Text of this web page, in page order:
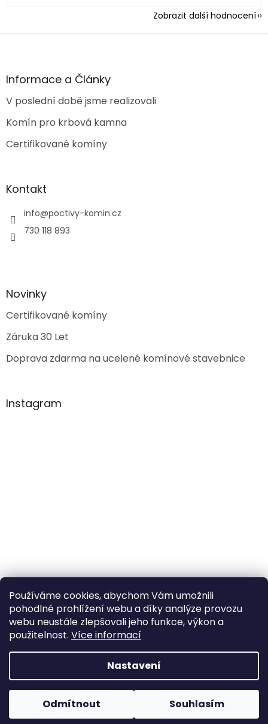
Používáme cookies, abychom Vám umožnili
pohodlné prohlížení webu a díky analýze provozu
webu neustále zlepšovali jeho funkce, výkon a
použitelnost. Více informací
Nastavení
Odmítnout Souhlasím
Zobrazit další hodnocení
Z
aInformace a Články
V poslední době jsme realizovali
Komín pro krbová kamna
Certifikované komíny
Kontakt
info@poctivy-komin.cz
730 118 893
Novinky
Certifikované komíny
Záruka 30 Let
Doprava zdarma na ucelené komínové stavebnice
Instagram
Sledovat na Instagramu
Vytvořil Shoptet
Copyright 2026Poctivý komín. Všechna práva
vyhrazena.
Upravit nastavení cookies